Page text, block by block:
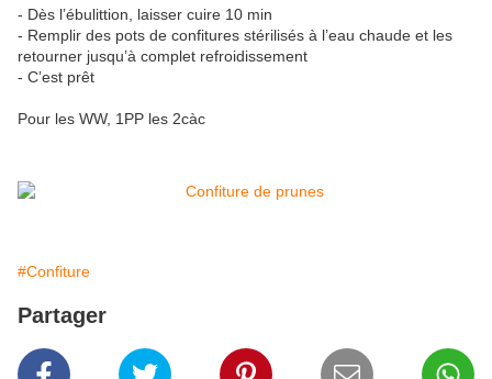
- Dès l’ébulittion, laisser cuire 10 min
- Remplir des pots de confitures stérilisés à l’eau chaude et les
retourner jusqu’à complet refroidissement
- C’est prêt
Pour les WW, 1PP les 2càc
#Confiture
Partager